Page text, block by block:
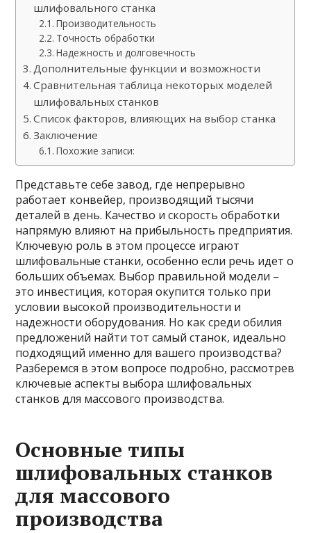
шлифовального станка
Производительность
Точность обработки
Надежность и долговечность
Дополнительные функции и возможности
Сравнительная таблица некоторых моделей
шлифовальных станков
Список факторов, влияющих на выбор станка
Заключение
Похожие записи:
Представьте себе завод, где непрерывно
работает конвейер, производящий тысячи
деталей в день. Качество и скорость обработки
напрямую влияют на прибыльность предприятия.
Ключевую роль в этом процессе играют
шлифовальные станки, особенно если речь идет о
больших объемах. Выбор правильной модели –
это инвестиция, которая окупится только при
условии высокой производительности и
надежности оборудования. Но как среди обилия
предложений найти тот самый станок, идеально
подходящий именно для вашего производства?
Разберемся в этом вопросе подробно, рассмотрев
ключевые аспекты выбора шлифовальных
станков для массового производства.
Основные типы
шлифовальных станков
для массового
производства